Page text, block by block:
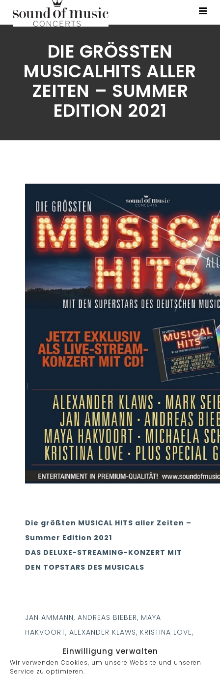
Einwilligung verwalten
Wir verwenden Cookies, um unsere Website und unseren
Service zu optimieren.
DIE GRÖSSTEN M
USICALHITS ALLER Z
EITEN – SUMMER E
DITION 2021
Die größten MUSICAL HITS aller Zeiten –
Summer Edition 2021
DAS DELUXE-STREAMING-KONZERT MIT
DEN TOPSTARS DES MUSICALS
JAN AMMANN, ANDREAS BIEBER, MAYA
HAKVOORT, ALEXANDER KLAWS, KRISTINA LOVE,
MARK SEIBERT, MICHAELA SCHOBER WITH 6
SPECIAL GUESTS